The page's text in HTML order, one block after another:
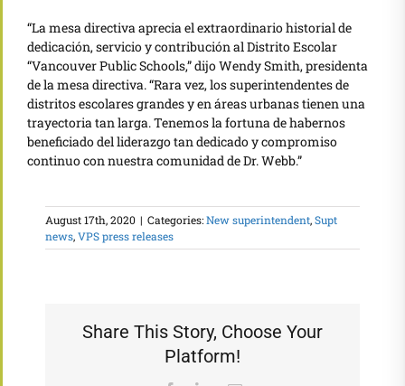
“La mesa directiva aprecia el extraordinario historial de
dedicación, servicio y contribución al Distrito Escolar
“Vancouver Public Schools,” dijo Wendy Smith, presidenta
de la mesa directiva. “Rara vez, los superintendentes de
distritos escolares grandes y en áreas urbanas tienen una
trayectoria tan larga. Tenemos la fortuna de habernos
beneficiado del liderazgo tan dedicado y compromiso
continuo con nuestra comunidad de Dr. Webb.”
August 17th, 2020 | Categories:New superintendent,Supt
news,VPS press releases
Share This Story, Choose Your
Platform!